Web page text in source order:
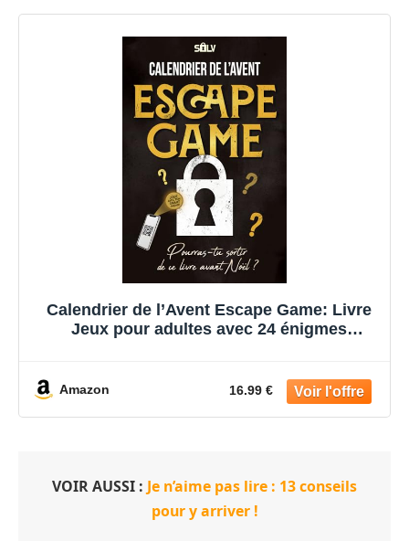
Calendrier de l’Avent Escape Game: Livre
Jeux pour adultes avec 24 énigmes
Amazon 16.99 €
VOIR AUSSI : Je n’aime pas lire : 13 conseils
pour y arriver !